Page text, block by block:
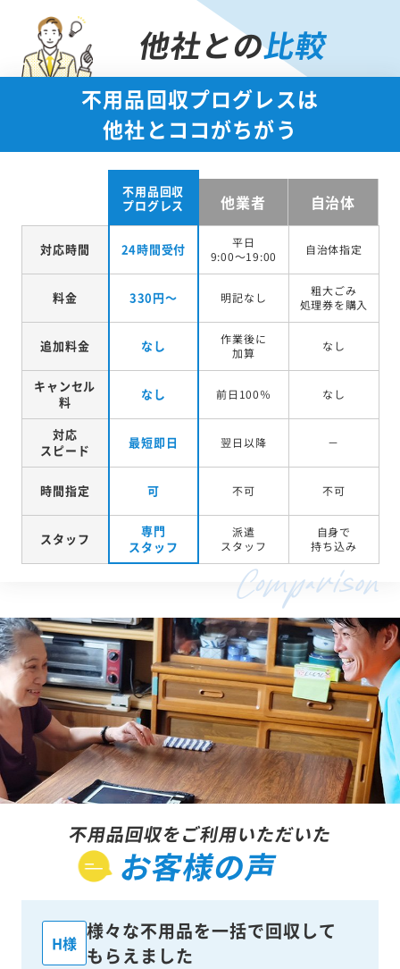
他社との比較
不用品回収プログレスは
他社とココがちがう
不用品回収
プログレス
他業者 自治体
対応時間 24時間受付
平日
9:00～19:00
自治体指定
料金 330円～ 明記なし
粗大ごみ
処理券を購入
追加料金 なし
作業後に
加算
なし
キャンセル
料
なし 前日100％ なし
対応
スピード
最短即日 翌日以降 －
時間指定 可 不可 不可
スタッフ
専門
スタッフ
派遣
スタッフ
自身で
持ち込み
不用品回収をご利用いただいた
お客様の声
H様
様々な不用品を一括で回収して
もらえました